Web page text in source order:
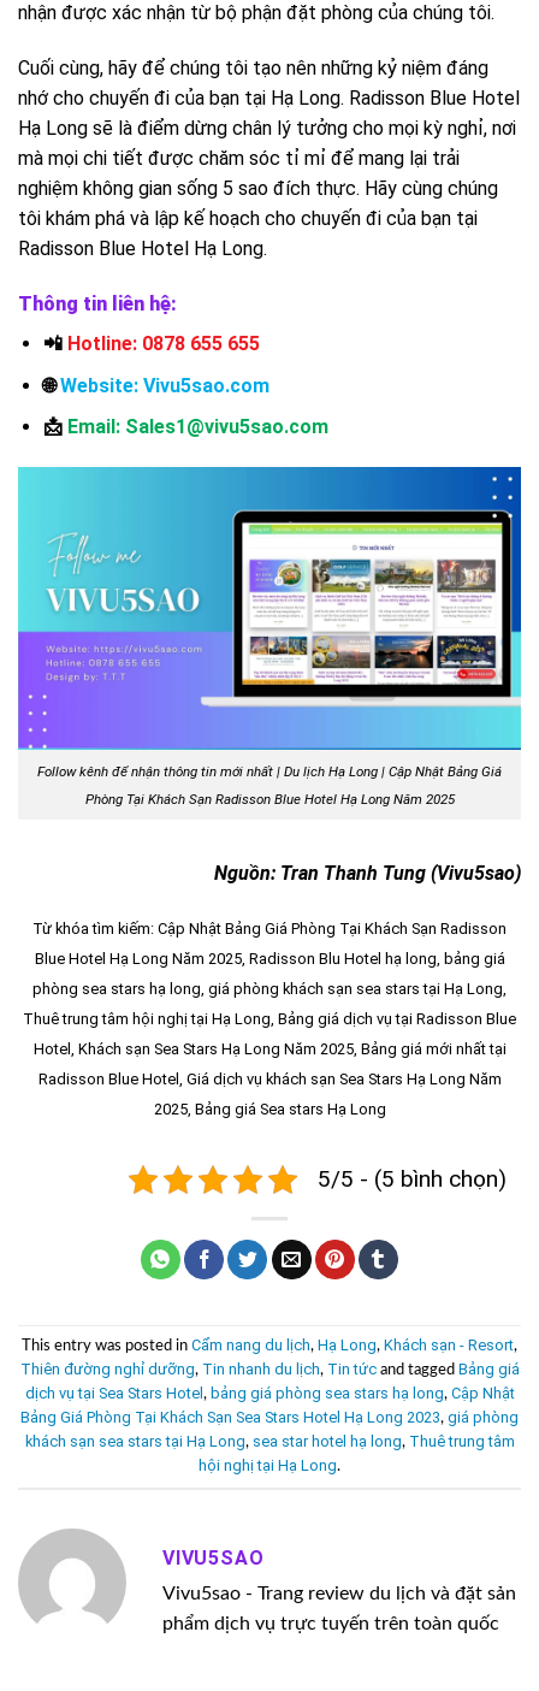
nhận được xác nhận từ bộ phận đặt phòng của chúng tôi.
Cuối cùng, hãy để chúng tôi tạo nên những kỷ niệm đáng
nhớ cho chuyến đi của bạn tại Hạ Long. Radisson Blue Hotel
Hạ Long sẽ là điểm dừng chân lý tưởng cho mọi kỳ nghỉ, nơi
mà mọi chi tiết được chăm sóc tỉ mỉ để mang lại trải
nghiệm không gian sống 5 sao đích thực. Hãy cùng chúng
tôi khám phá và lập kế hoạch cho chuyến đi của bạn tại
Radisson Blue Hotel Hạ Long.
Thông tin liên hệ:
📲 Hotline: 0878 655 655
🌐Website: Vivu5sao.com
📩 Email: Sales1@vivu5sao.com
Follow kênh để nhận thông tin mới nhất | Du lịch Hạ Long | Cập Nhật Bảng Giá
Phòng Tại Khách Sạn Radisson Blue Hotel Hạ Long Năm 2025
Nguồn: Tran Thanh Tung (Vivu5sao)
Từ khóa tìm kiếm: Cập Nhật Bảng Giá Phòng Tại Khách Sạn Radisson
Blue Hotel Hạ Long Năm 2025, Radisson Blu Hotel hạ long, bảng giá
phòng sea stars hạ long, giá phòng khách sạn sea stars tại Hạ Long,
Thuê trung tâm hội nghị tại Hạ Long, Bảng giá dịch vụ tại Radisson Blue
Hotel, Khách sạn Sea Stars Hạ Long Năm 2025, Bảng giá mới nhất tại
Radisson Blue Hotel, Giá dịch vụ khách sạn Sea Stars Hạ Long Năm
2025, Bảng giá Sea stars Hạ Long
5/5 - (5 bình chọn)
This entry was posted in Cẩm nang du lịch, Hạ Long, Khách sạn - Resort,
Thiên đường nghỉ dưỡng, Tin nhanh du lịch, Tin tứcand tagged Bảng giá
dịch vụ tại Sea Stars Hotel , bảng giá phòng sea stars hạ long, Cập Nhật
Bảng Giá Phòng Tại Khách Sạn Sea Stars Hotel Hạ Long 2023, giá phòng
khách sạn sea stars tại Hạ Long, sea star hotel hạ long, Thuê trung tâm
hội nghị tại Hạ Long.
VIVU5SAO
Vivu5sao - Trang review du lịch và đặt sản
phẩm dịch vụ trực tuyến trên toàn quốc